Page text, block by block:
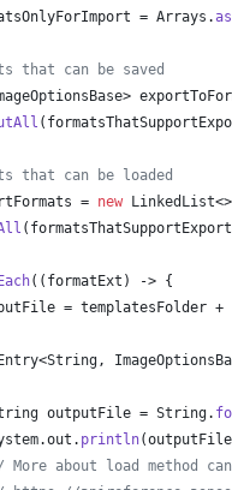
= Arrays .
that can be saved
>
(
that can be loaded
= new LinkedList
(
(( formatExt ) -> {
= templatesFolder +
Entry<String,
outputFile = String.
.out . println(outputFile
More about load method